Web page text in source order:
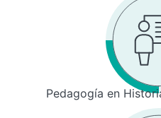
Pedagogía en